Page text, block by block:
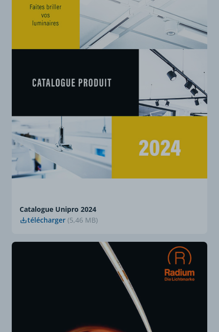
Catalogue Unipro 2024
télécharger (5,46 MB)